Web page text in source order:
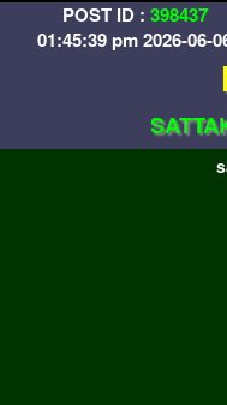
POST ID : 398437
01:45:39 pm 2026-06-